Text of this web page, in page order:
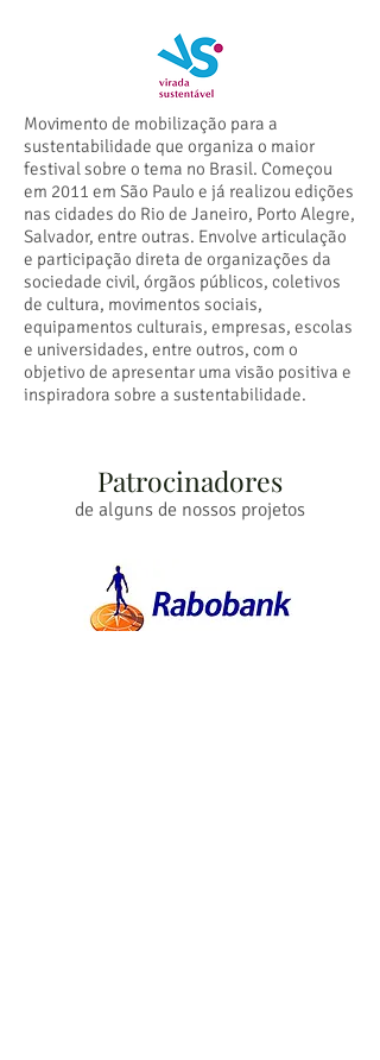
Movimento de mobilização para a
sustentabilidade que organiza o maior
festival sobre o tema no Brasil. Começou
em 2011 em São Paulo e já realizou edições
nas cidades do Rio de Janeiro, Porto Alegre,
Salvador, entre outras. Envolve articulação
e participação direta de organizações da
sociedade civil, órgãos públicos, coletivos
de cultura, movimentos sociais,
equipamentos culturais, empresas, escolas
e universidades, entre outros, com o
objetivo de apresentar uma visão positiva e
inspiradora sobre a sustentabilidade.
Patrocinadores
de alguns de nossos projetos